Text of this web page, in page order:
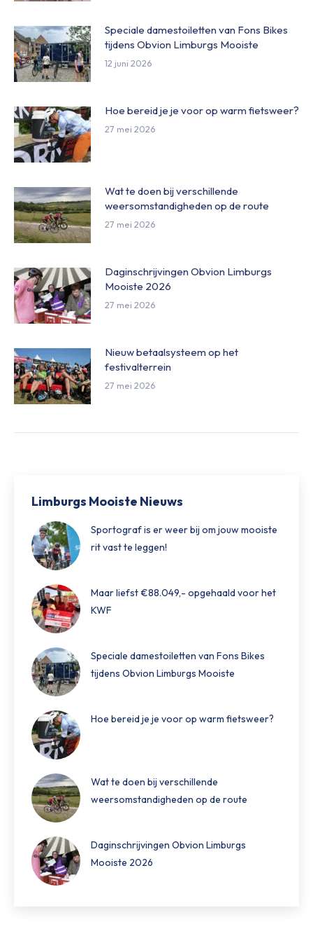
Speciale damestoiletten van Fons Bikes
tijdens Obvion Limburgs Mooiste
12 juni 2026
Hoe bereid je je voor op warm fietsweer?
27 mei 2026
Wat te doen bij verschillende
weersomstandigheden op de route
27 mei 2026
Daginschrijvingen Obvion Limburgs
Mooiste 2026
27 mei 2026
Nieuw betaalsysteem op het
festivalterrein
27 mei 2026
Limburgs Mooiste Nieuws
Sportograf is er weer bij om jouw mooiste
rit vast te leggen!
Maar liefst €88.049,- opgehaald voor het
KWF
Speciale damestoiletten van Fons Bikes
tijdens Obvion Limburgs Mooiste
Hoe bereid je je voor op warm fietsweer?
Wat te doen bij verschillende
weersomstandigheden op de route
Daginschrijvingen Obvion Limburgs
Mooiste 2026